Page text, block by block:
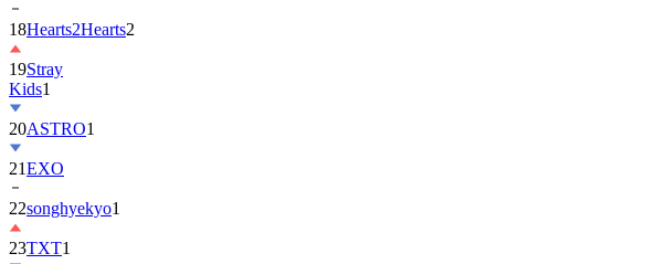
18Hearts2Hearts2
19Stray
Kids1
20ASTRO1
21EXO
22songhyekyo1
23TXT1